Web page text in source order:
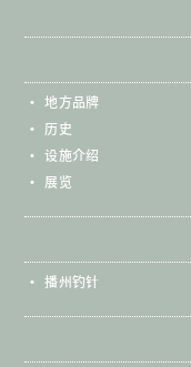
地方品牌
历史
设施介绍
展览
播州钓针